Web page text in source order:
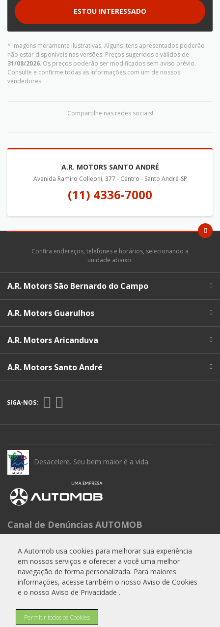
A Automob usa cookies para melhorar sua experiência
em nossos serviços e oferecer a você uma melhor
navegação de forma personalizada. Para maiores
informações, acesse também o nosso Aviso de Cookies
e o nosso Aviso de Privacidade .
Permitir todos os Cookies
ESTOU INTERESSADO
* Imagens meramente ilustrativas. Alguns itens apresentados poderão
não estar disponíveis nas versões. Preços sugeridos e válidos de
31/08/2026. Os preços poderão ser modificados sem aviso prévio.
Consulte e confirme todas as informações com um de nossos
vendedores.
Compartilhe nas redes sociais!
A.R. MOTORS SANTO ANDRÉ
Avenida Ramiro Colleoni, 377 - Centro - Santo André-SP
(11) 4336-7000
Confira endereços, telefones e horários, selecionando a
unidade abaixo:
A.R. Motors São Bernardo do Campo
A.R. Motors Guarulhos
A.R. Motors Aricanduva
A.R. Motors Santo André
SIGA-NOS:
Desacelere. Seu bem maior é a vida.
Canal de Denúncias AUTOMOB
Telefone: 0800 288 6662
E-mail:experiencia.cliente@automob.com.br
AutoForce - Todos os direitos reservados.